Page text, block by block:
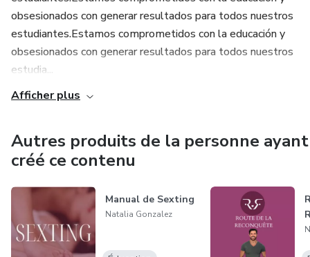
obsesionados con generar resultados para todos nuestros
estudiantes.Estamos comprometidos con la educación y
obsesionados con generar resultados para todos nuestros
estudia...
Afficher plus
Autres produits de la personne ayant
créé ce contenu
Manual de Sexting
Natalia Gonzalez